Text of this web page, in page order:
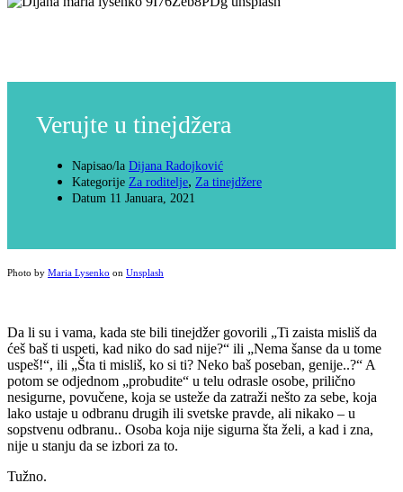
Verujte u tinejdžera
Napisao/la Dijana Radojković
Kategorije Za roditelje, Za tinejdžere
Datum 11 Januara, 2021
Photo by Maria Lysenko on Unsplash
Da li su i vama, kada ste bili tinejdžer govorili „Ti zaista misliš da
ćeš baš ti uspeti, kad niko do sad nije?“ ili „Nema šanse da u tome
uspeš!“, ili „Šta ti misliš, ko si ti? Neko baš poseban, genije..?“ A
potom se odjednom „probudite“ u telu odrasle osobe, prilično
nesigurne, povučene, koja se usteže da zatraži nešto za sebe, koja
lako ustaje u odbranu drugih ili svetske pravde, ali nikako – u
sopstvenu odbranu.. Osoba koja nije sigurna šta želi, a kad i zna,
nije u stanju da se izbori za to.
Tužno.